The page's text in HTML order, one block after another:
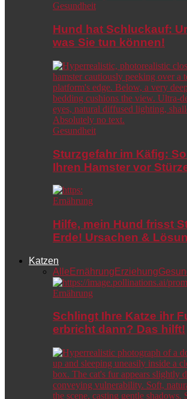
Gesundheit
Hund hat Schluckauf:
was Sie tun können!
Gesundheit
Sturzgefahr im Käfig:
Ihren Hamster vor
Ernährung
Hilfe, mein Hund frisst
Erde! Ursachen &
Katzen
Alle Ernährung Erziehung
Ernährung
Schlingt Ihre Katze ihr
erbricht dann? Das hilft!